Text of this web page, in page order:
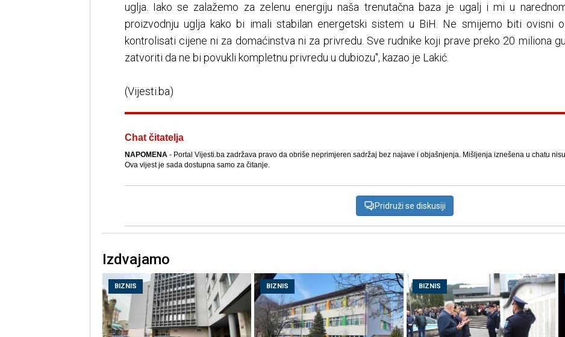
uglja. Iako se zalažemo za zelenu energiju naša trenutačna baza je ugalj i mi u
proizvodnju uglja kako bi imali stabilan energetski sistem u BiH. Ne smijemo biti ovisni
kontrolisati cijene ni za domaćinstva ni za privredu. Sve rudnike koji prave preko 20 miliona
zatvoriti da ne bi povukli kompletnu privredu u dubiozu", kazao je Lakić.
(Vijesti.ba)
Chat čitatelja
NAPOMENA- Portal Vijesti.ba zadržava pravo da obriše neprimjeren sadržaj bez najave i objašnjenja. Mišljenja iznešena u chatu
Ova vijest je sada dostupna samo za čitanje.
Pridruži se diskusiji
Izdvajamo
BIZNIS BIZNIS BIZNIS